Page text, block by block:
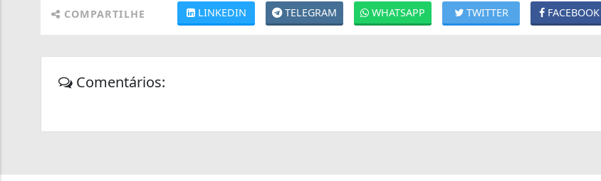
COMPARTILHE FACEBOOK
TWITTER
WHATSAPP
TELEGRAM
LINKEDIN
Comentários: